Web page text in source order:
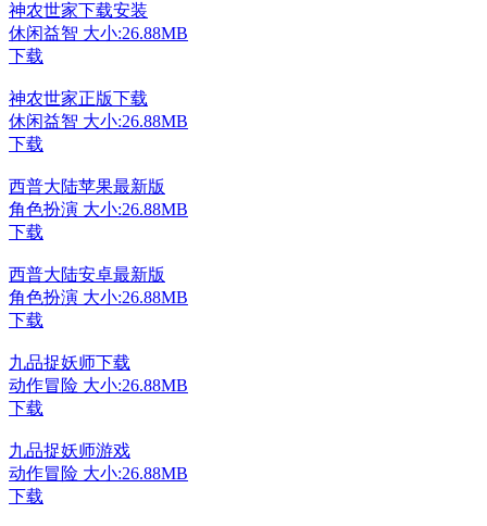
神农世家下载安装
休闲益智 大小:26.88MB
下载
神农世家正版下载
休闲益智 大小:26.88MB
下载
西普大陆苹果最新版
角色扮演 大小:26.88MB
下载
西普大陆安卓最新版
角色扮演 大小:26.88MB
下载
九品捉妖师下载
动作冒险 大小:26.88MB
下载
九品捉妖师游戏
动作冒险 大小:26.88MB
下载